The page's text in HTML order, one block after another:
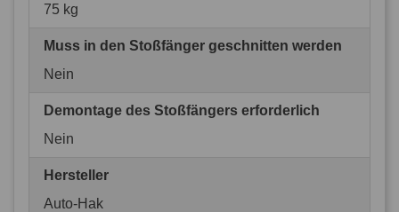
75 kg
Muss in den Stoßfänger geschnitten werden
Nein
Demontage des Stoßfängers erforderlich
Nein
Hersteller
Auto-Hak